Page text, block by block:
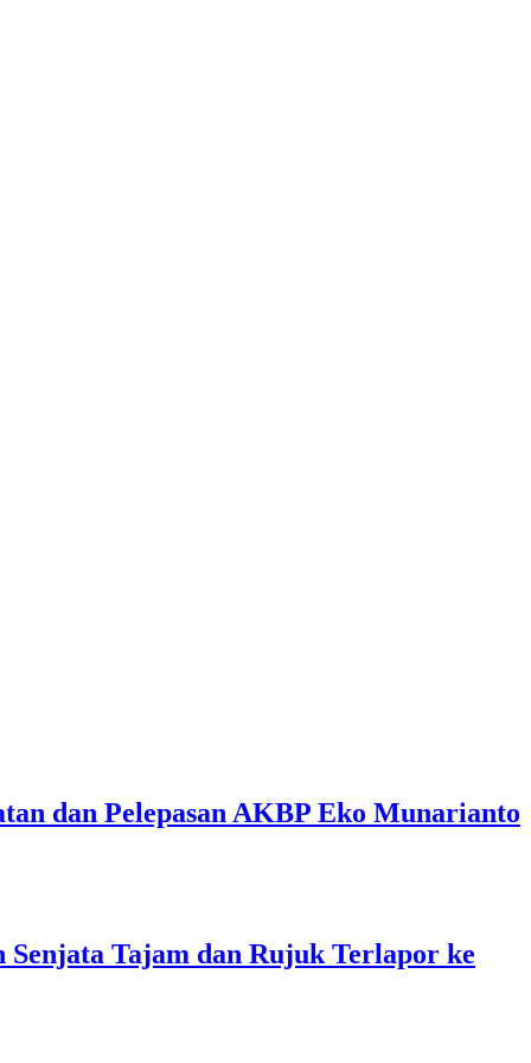
dan Pelepasan AKBP Eko Munarianto
Senjata Tajam dan Rujuk Terlapor ke